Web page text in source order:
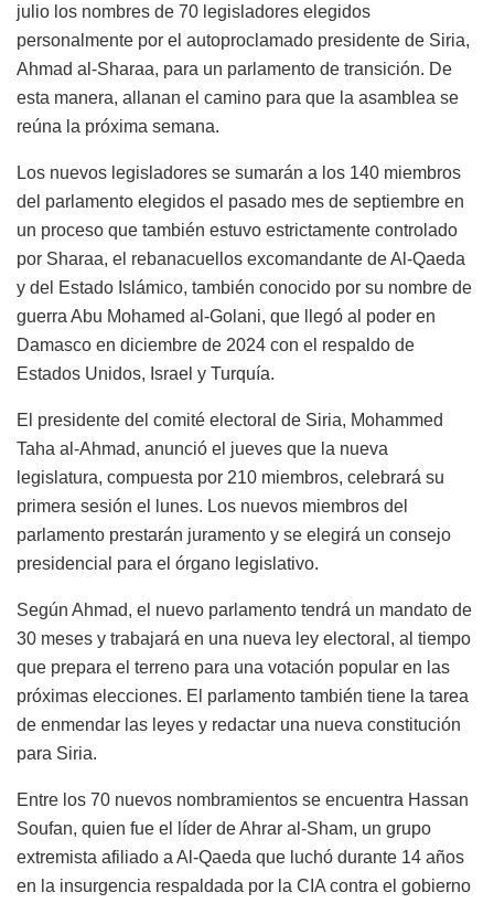
julio los nombres de 70 legisladores elegidos
personalmente por el autoproclamado presidente de Siria,
Ahmad al-Sharaa, para un parlamento de transición. De
esta manera, allanan el camino para que la asamblea se
reúna la próxima semana.
Los nuevos legisladores se sumarán a los 140 miembros
del parlamento elegidos el pasado mes de septiembre en
un proceso que también estuvo estrictamente controlado
por Sharaa, el rebanacuellos excomandante de Al-Qaeda
y del Estado Islámico, también conocido por su nombre de
guerra Abu Mohamed al-Golani, que llegó al poder en
Damasco en diciembre de 2024 con el respaldo de
Estados Unidos, Israel y Turquía.
El presidente del comité electoral de Siria, Mohammed
Taha al-Ahmad, anunció el jueves que la nueva
legislatura, compuesta por 210 miembros, celebrará su
primera sesión el lunes. Los nuevos miembros del
parlamento prestarán juramento y se elegirá un consejo
presidencial para el órgano legislativo.
Según Ahmad, el nuevo parlamento tendrá un mandato de
30 meses y trabajará en una nueva ley electoral, al tiempo
que prepara el terreno para una votación popular en las
próximas elecciones. El parlamento también tiene la tarea
de enmendar las leyes y redactar una nueva constitución
para Siria.
Entre los 70 nuevos nombramientos se encuentra Hassan
Soufan, quien fue el líder de Ahrar al-Sham, un grupo
extremista afiliado a Al-Qaeda que luchó durante 14 años
en la insurgencia respaldada por la CIA contra el gobierno